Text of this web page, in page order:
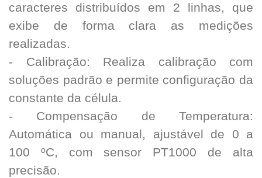
caracteres distribuídos em 2 linhas, que
exibe de forma clara as medições
realizadas.
- Calibração: Realiza calibração com
soluções padrão e permite configuração da
constante da célula.
- Compensação de Temperatura:
Automática ou manual, ajustável de 0 a
100 ºC, com sensor PT1000 de alta
precisão.